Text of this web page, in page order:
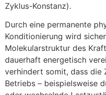
Zyklus-Konstanz).
Durch eine permanente
Konditionierung wird
Molekularstruktur des
dauerhaft energetisch
verhindert somit, dass die
Betriebs – beispielsweise